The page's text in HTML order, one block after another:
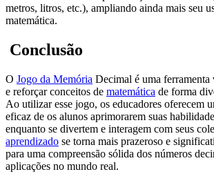
metros, litros, etc.), ampliando ainda mais seu
matemática.
Conclusão
O Jogo da Memória Decimal é uma ferramenta
e reforçar conceitos de matemática de forma
Ao utilizar esse jogo, os educadores oferecem
eficaz de os alunos aprimorarem suas
enquanto se divertem e interagem com seus
aprendizado se torna mais prazeroso e
para uma compreensão sólida dos números
aplicações no mundo real.